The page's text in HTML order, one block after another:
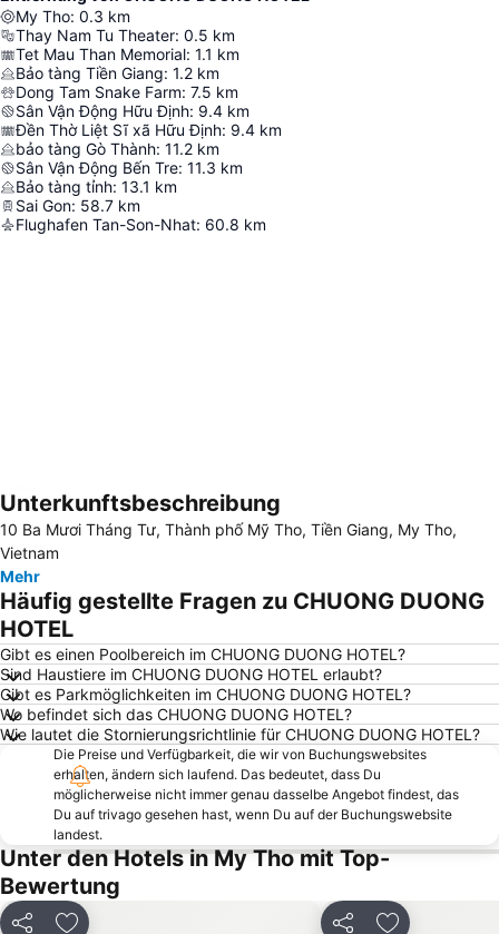
My Tho: 0.3 km
Thay Nam Tu Theater: 0.5 km
Tet Mau Than Memorial: 1.1 km
Bảo tàng Tiền Giang: 1.2 km
Dong Tam Snake Farm: 7.5 km
Sân Vận Động Hữu Định: 9.4 km
Đền Thờ Liệt Sĩ xã Hữu Định: 9.4 km
bảo tàng Gò Thành: 11.2 km
Sân Vận Động Bến Tre: 11.3 km
Bảo tàng tỉnh: 13.1 km
Sai Gon: 58.7 km
Flughafen Tan-Son-Nhat: 60.8 km
Karte vergrößern
Unterkunftsbeschreibung
10 Ba Mươi Tháng Tư, Thành phố Mỹ Tho, Tiền Giang, My Tho,
Vietnam
Mehr
Häufig gestellte Fragen zu CHUONG DUONG
HOTEL
Gibt es einen Poolbereich im CHUONG DUONG HOTEL?
Sind Haustiere im CHUONG DUONG HOTEL erlaubt?
Gibt es Parkmöglichkeiten im CHUONG DUONG HOTEL?
Wo befindet sich das CHUONG DUONG HOTEL?
Wie lautet die Stornierungsrichtlinie für CHUONG DUONG HOTEL?
Die Preise und Verfügbarkeit, die wir von Buchungswebsites
erhalten, ändern sich laufend. Das bedeutet, dass Du
möglicherweise nicht immer genau dasselbe Angebot findest, das
Du auf trivago gesehen hast, wenn Du auf der Buchungswebsite
landest.
Unter den Hotels in My Tho mit Top-
Bewertung